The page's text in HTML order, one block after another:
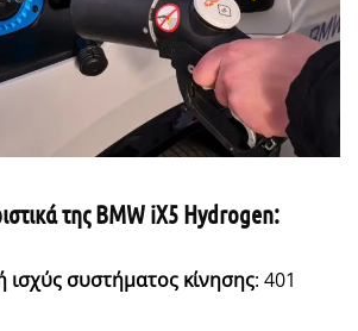
της BMW iX5 Hydrogen:
ισχύς συστήματος κίνησης: 401